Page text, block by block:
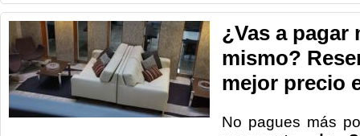
¿Vas a pagar
mismo?
mejor precio
No pagues más